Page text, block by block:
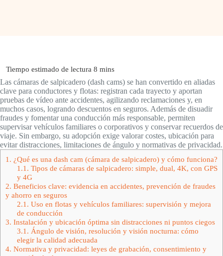
Las cámaras de salpicadero (dash cams) se han convertido en aliadas
clave para conductores y flotas: registran cada trayecto y aportan
pruebas de vídeo ante accidentes, agilizando reclamaciones y, en
muchos casos, logrando descuentos en seguros. Además de disuadir
fraudes y fomentar una conducción más responsable, permiten
supervisar vehículos familiares o corporativos y conservar recuerdos de
viaje. Sin embargo, su adopción exige valorar costes, ubicación para
evitar distracciones, limitaciones de ángulo y normativas de privacidad.
1. ¿Qué es una dash cam (cámara de salpicadero) y cómo funciona?
1.1. Tipos de cámaras de salpicadero: simple, dual, 4K, con GPS
y 4G
2. Beneficios clave: evidencia en accidentes, prevención de fraudes
y ahorro en seguros
2.1. Uso en flotas y vehículos familiares: supervisión y mejora
de conducción
3. Instalación y ubicación óptima sin distracciones ni puntos ciegos
3.1. Ángulo de visión, resolución y visión nocturna: cómo
elegir la calidad adecuada
4. Normativa y privacidad: leyes de grabación, consentimiento y